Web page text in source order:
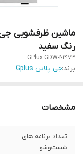
رنگ سفید
GPlus GDW-N1473
برند:جی پلاس Gplus
مشخصات
تعداد برنامه های
شست‌وشو